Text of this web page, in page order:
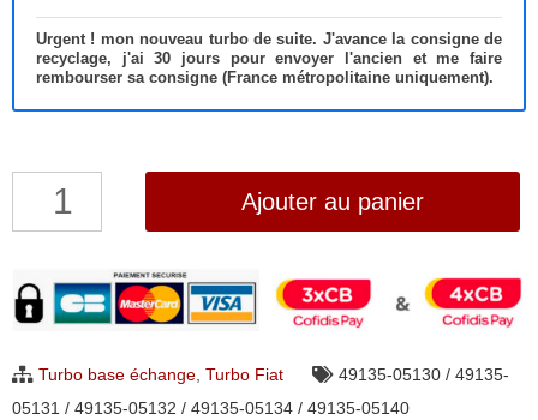
Urgent ! mon nouveau turbo de suite. J'avance la consigne de
recyclage, j'ai 30 jours pour envoyer l'ancien et me faire
rembourser sa consigne (France métropolitaine uniquement).
quantité
Fiat
Ducato
D
Ajouter au panier
Turbo base échange, Turbo Fiat
49135-05130 / 49135-
05131 / 49135-05132 / 49135-05134 / 49135-05140